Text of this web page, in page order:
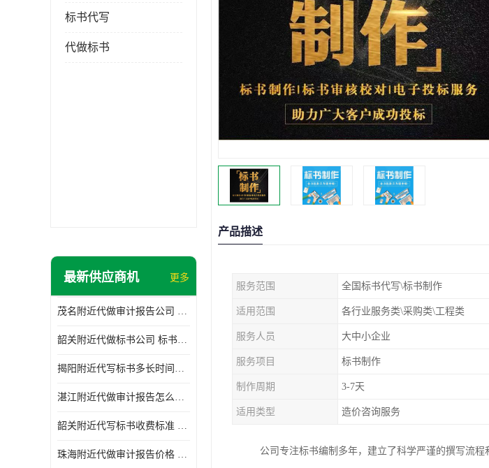
标书代写
代做标书
最新供应商机 更多
茂名附近代做审计报告公司 投标书怎么做
韶关附近代做标书公司 标书制作周期快
揭阳附近代写标书多长时间做好 投标书怎么做
湛江附近代做审计报告怎么收费 一对一服务
韶关附近代写标书收费标准 满足客户需求
珠海附近代做审计报告价格 投标书怎么做
产品描述
服务范围 全国标书代写\标书制作
适用范围 各行业服务类\采购类\工程类
服务人员 大中小企业
服务项目 标书制作
制作周期 3-7天
适用类型 造价咨询服务
公司专注标书编制多年，建立了科学严谨的撰写流